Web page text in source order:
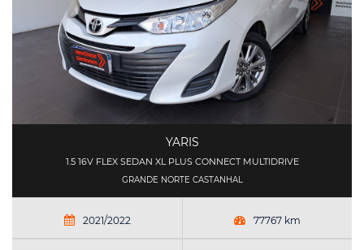
YARIS
1.5 16V FLEX SEDAN XL PLUS CONNECT MULTIDRIVE
GRANDE NORTE CASTANHAL
2021/2022 77767 km